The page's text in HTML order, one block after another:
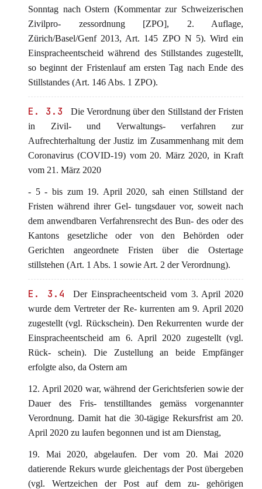
Sonntag nach Ostern (Kommentar zur Schweizerischen
Zivilpro- zessordnung [ZPO], 2. Auflage,
Zürich/Basel/Genf 2013, Art. 145 ZPO N 5). Wird ein
Einspracheentscheid während des Stillstandes zugestellt,
so beginnt der Fristenlauf am ersten Tag nach Ende des
Stillstandes (Art. 146 Abs. 1 ZPO).
E. 3.3
Die Verordnung über den Stillstand der Fristen
in Zivil- und Verwaltungs- verfahren zur
Aufrechterhaltung der Justiz im Zusammenhang mit dem
Coronavirus (COVID-19) vom 20. März 2020, in Kraft
vom 21. März 2020
- 5 - bis zum 19. April 2020, sah einen Stillstand der
Fristen während ihrer Gel- tungsdauer vor, soweit nach
dem anwendbaren Verfahrensrecht des Bun- des oder des
Kantons gesetzliche oder von den Behörden oder
Gerichten angeordnete Fristen über die Ostertage
stillstehen (Art. 1 Abs. 1 sowie Art. 2 der Verordnung).
E. 3.4
Der Einspracheentscheid vom 3. April 2020
wurde dem Vertreter der Re- kurrenten am 9. April 2020
zugestellt (vgl. Rückschein). Den Rekurrenten wurde der
Einspracheentscheid am 6. April 2020 zugestellt (vgl.
Rück- schein). Die Zustellung an beide Empfänger
erfolgte also, da Ostern am
12. April 2020 war, während der Gerichtsferien sowie der
Dauer des Fris- tenstilltandes gemäss vorgenannter
Verordnung. Damit hat die 30-tägige Rekursfrist am 20.
April 2020 zu laufen begonnen und ist am Dienstag,
19. Mai 2020, abgelaufen. Der vom 20. Mai 2020
datierende Rekurs wurde gleichentags der Post übergeben
(vgl. Wertzeichen der Post auf dem zu- gehörigen